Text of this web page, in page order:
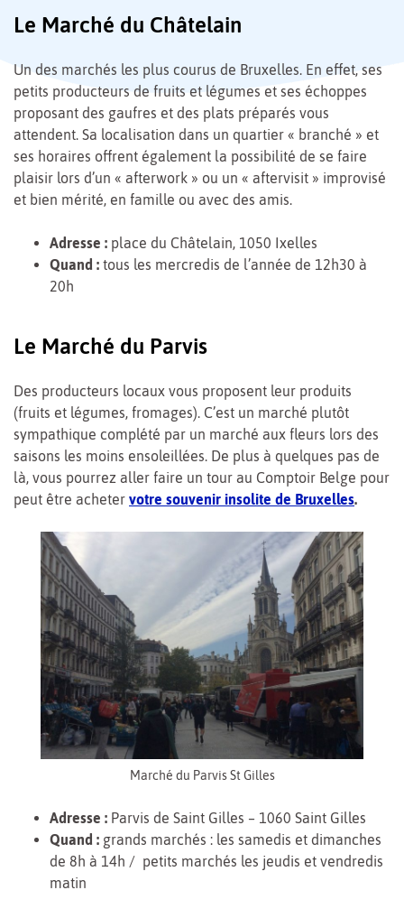
Le Marché du Châtelain
Un des marchés les plus courus de Bruxelles. En effet, ses
petits producteurs de fruits et légumes et ses échoppes
proposant des gaufres et des plats préparés vous
attendent. Sa localisation dans un quartier « branché » et
ses horaires offrent également la possibilité de se faire
plaisir lors d’un « afterwork » ou un « aftervisit » improvisé
et bien mérité, en famille ou avec des amis.
Adresse : place du Châtelain, 1050 Ixelles
Quand : tous les mercredis de l’année de 12h30 à
20h
Le Marché du Parvis
Des producteurs locaux vous proposent leur produits
(fruits et légumes, fromages). C’est un marché plutôt
sympathique complété par un marché aux fleurs lors des
saisons les moins ensoleillées. De plus à quelques pas de
là, vous pourrez aller faire un tour au Comptoir Belge pour
peut être acheter votre souvenir insolite de Bruxelles.
Marché du Parvis St Gilles
Adresse : Parvis de Saint Gilles – 1060 Saint Gilles
Quand : grands marchés : les samedis et dimanches
de 8h à 14h / petits marchés les jeudis et vendredis
matin